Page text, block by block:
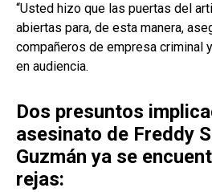
“Usted hizo que las puertas del
abiertas para, de esta manera,
compañeros de empresa criminal
en audiencia.
Dos presuntos
asesinato de Freddy
Guzmán ya se
rejas: